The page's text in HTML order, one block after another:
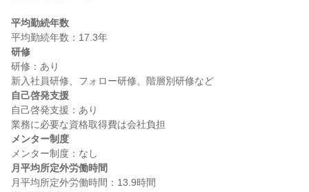
平均勤続年数
研修
研修：あり
自己啓発支援
自己啓発支援：あり
メンター制度
月平均所定外労働時間